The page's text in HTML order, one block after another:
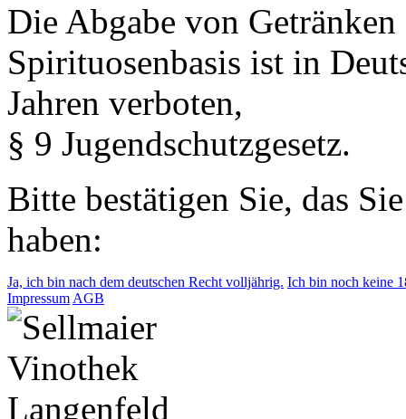
Die Abgabe von
Spirituosenbasis ist in
Jahren verboten,
§ 9 Jugendschutzgesetz.
Bitte bestätigen Sie, das
haben:
Ja, ich bin nach dem deutschen Recht volljährig. Ich bin noch keine
Impressum AGB